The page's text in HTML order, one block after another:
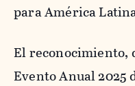
para América
El reconocimiento,
Evento Anual 2025